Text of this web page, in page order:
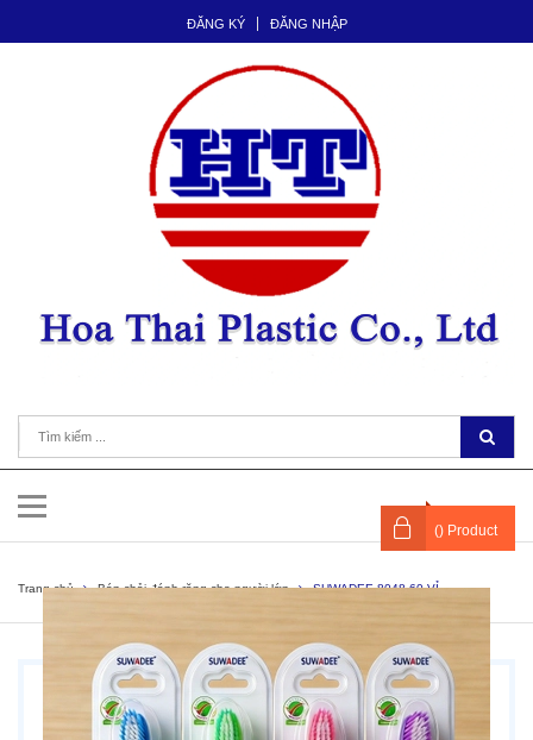
ĐĂNG KÝ ĐĂNG NHẬP
() Product
Trang chủ Bán chải đánh răng cho người lớn SUWADEE-8048-60 VỈ